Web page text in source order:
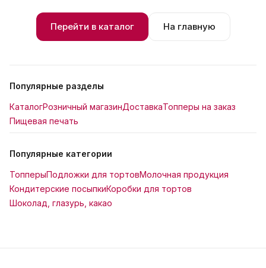
Перейти в каталог На главную
Популярные разделы
КаталогРозничный магазинДоставкаТопперы на заказ
Пищевая печать
Популярные категории
ТопперыПодложки для тортовМолочная продукция
Кондитерские посыпкиКоробки для тортов
Шоколад, глазурь, какао